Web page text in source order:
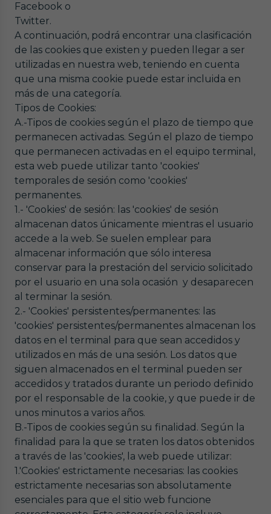
Facebook o
Twitter.
A continuación, podrá encontrar una clasificación
de las cookies que existen y pueden llegar a ser
utilizadas en nuestra web, teniendo en cuenta
que una misma cookie puede estar incluida en
más de una categoría.
Tipos de Cookies:
A.-Tipos de cookies según el plazo de tiempo que
permanecen activadas. Según el plazo de tiempo
que permanecen activadas en el equipo terminal,
esta web puede utilizar tanto 'cookies'
temporales de sesión como 'cookies'
permanentes.
1.- 'Cookies' de sesión: las 'cookies' de sesión
almacenan datos únicamente mientras el usuario
accede a la web. Se suelen emplear para
almacenar información que sólo interesa
conservar para la prestación del servicio solicitado
por el usuario en una sola ocasión y desaparecen
al terminar la sesión.
2.- 'Cookies' persistentes/permanentes: las
'cookies' persistentes/permanentes almacenan los
datos en el terminal para que sean accedidos y
utilizados en más de una sesión. Los datos que
siguen almacenados en el terminal pueden ser
accedidos y tratados durante un periodo definido
por el responsable de la cookie, y que puede ir de
unos minutos a varios años.
B.-Tipos de cookies según su finalidad. Según la
finalidad para la que se traten los datos obtenidos
a través de las 'cookies', la web puede utilizar:
1.'Cookies' estrictamente necesarias: las cookies
estrictamente necesarias son absolutamente
esenciales para que el sitio web funcione